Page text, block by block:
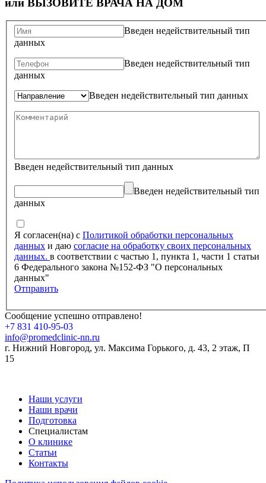
Введен недействительный тип
данных
Введен недействительный тип
данных
Введен недействительный тип данных
Введен недействительный тип данных
Введен недействительный тип
данных
Я согласен(на) с Политикой обработки персональных
данных и даю согласие на обработку своих персональных
данных. в соответствии с частью 1, пункта 1, части 1 статьи
6 Федерального закона №152-ФЗ "О персональных
данных"
Отправить
Сообщение успешно отправлено!
+7 831 410-95-03
info@promedclinic-nn.ru
г. Нижний Новгород, ул. Максима Горького, д. 43, 2 этаж, П
15
Наши услуги
Наши врачи
Подготовка
Специалистам
О клинике
Статьи
Контакты